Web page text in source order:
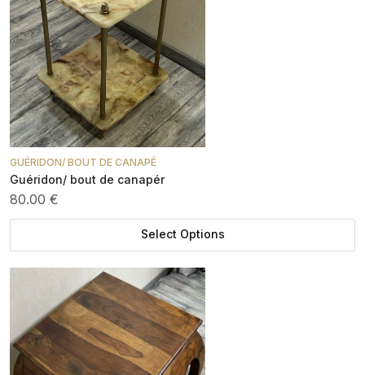
GUÉRIDON/ BOUT DE CANAPÉ
Guéridon/ bout de canapér
80.00 €
Select Options